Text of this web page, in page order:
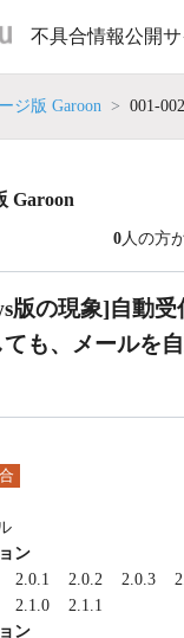
不具合情報公開サ
ジ版 Garoon 001-
Garoon
0 人の方
版の現象]自動受
も、メールを
ン
2.0.1 2.0.2 2.0.3
2.1.0
2.1.1
ン